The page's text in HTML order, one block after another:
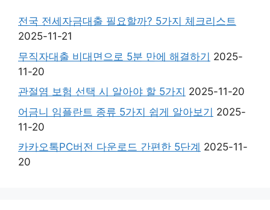
전국 전세자금대출 필요할까? 5가지 체크리스트
2025-11-21
무직자대출 비대면으로 5분 만에 해결하기 2025-
11-20
관절염 보험 선택 시 알아야 할 5가지 2025-11-20
어금니 임플란트 종류 5가지 쉽게 알아보기 2025-
11-20
카카오톡PC버전 다운로드 간편한 5단계 2025-11-
20